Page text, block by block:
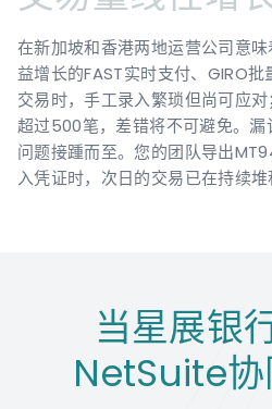
在新加坡和香港两地运营公司意味
益增长的FAST实时支付、GIRO
交易时，手工录入繁琐但尚可应对
超过500笔，差错将不可避免。
问题接踵而至。您的团队导出
入凭证时，次日的交易已在持续堆
当星展银
NetSuite